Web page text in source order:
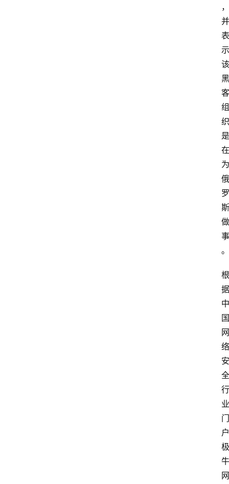
，
并
表
示
该
黑
客
组
织
是
在
为
俄
罗
斯
做
事
。
根
据
中
国
网
络
安
全
行
业
门
户
极
牛
网